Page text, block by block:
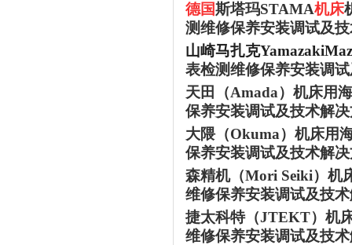
德国斯塔玛STAMA机床
测维修保养安装调试及
山崎马扎克
表检测维修保养安装调
天田（Amada） 机床用
保养安装调试及技术解
大隈（Okuma） 机床用
保养安装调试及技术解
森精机（Mori Seiki） 机
维修保养安装调试及技
捷太科特（JTEKT） 机
维修保养安装调试及技